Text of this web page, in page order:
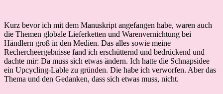
Kurz bevor ich mit dem Manuskript angefangen habe, waren auch
die Themen globale Lieferketten und Warenvernichtung bei
Händlern groß in den Medien. Das alles sowie meine
Rechercheergebnisse fand ich erschütternd und bedrückend und
dachte mir: Da muss sich etwas ändern. Ich hatte die Schnapsidee
ein Upcycling-Lable zu gründen. Die habe ich verworfen. Aber das
Thema und den Gedanken, dass sich etwas muss, nicht.